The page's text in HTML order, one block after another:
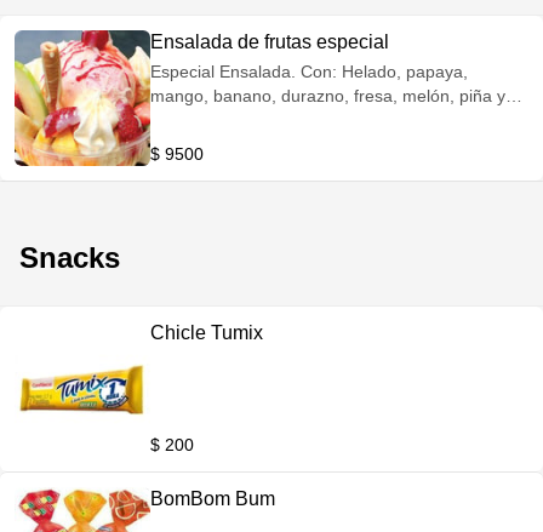
Ensalada de frutas especial
Especial Ensalada. Con: Helado, papaya,
mango, banano, durazno, fresa, melón, piña y
$ 9500
Snacks
Chicle Tumix
$ 200
BomBom Bum